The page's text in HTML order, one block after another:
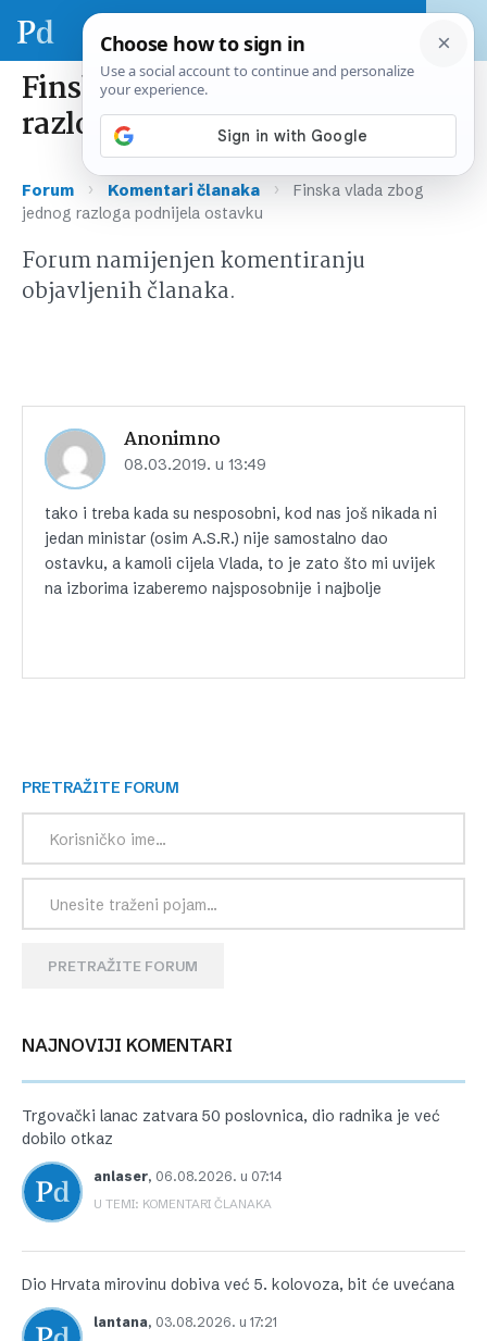
Finska vlada zbog jednog
razloga podnijela ostavku
Forum › Komentari članaka ›
Finska vlada zbog
jednog razloga podnijela ostavku
Forum namijenjen komentiranju
objavljenih članaka.
Anonimno
08.03.2019. u 13:49
tako i treba kada su nesposobni, kod nas još nikada ni
jedan ministar (osim A.S.R.) nije samostalno dao
ostavku, a kamoli cijela Vlada, to je zato što mi uvijek
na izborima izaberemo najsposobnije i najbolje
PRETRAŽITE FORUM
PRETRAŽITE FORUM
NAJNOVIJI KOMENTARI
Trgovački lanac zatvara 50 poslovnica, dio radnika je već
dobilo otkaz
anlaser, 06.08.2026. u 07:14
U TEMI: KOMENTARI ČLANAKA
Dio Hrvata mirovinu dobiva već 5. kolovoza, bit će uvećana
lantana, 03.08.2026. u 17:21